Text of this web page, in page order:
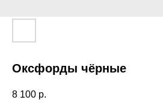
Оксфорды чёрные
8 100 р.